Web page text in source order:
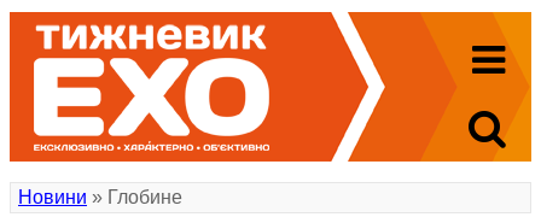
Новини » Глобине